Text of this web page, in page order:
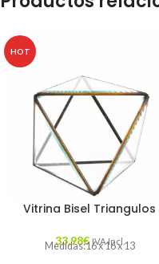
HOT
Vitrina Bisel Triangulos
33,98€ IVA Incl.
Medidas:16 x 16 x 13